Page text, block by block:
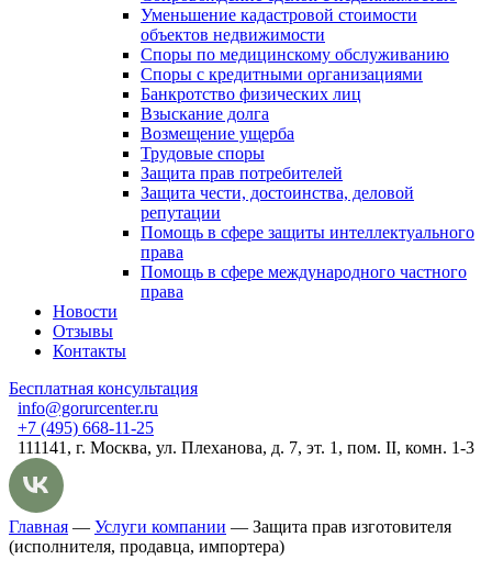
Уменьшение кадастровой стоимости
объектов недвижимости
Споры по медицинскому обслуживанию
Споры с кредитными организациями
Банкротство физических лиц
Взыскание долга
Возмещение ущерба
Трудовые споры
Защита прав потребителей
Защита чести, достоинства, деловой
репутации
Помощь в сфере защиты интеллектуального
права
Помощь в сфере международного частного
права
Новости
Отзывы
Контакты
Бесплатная консультация
info@gorurcenter.ru
+7 (495) 668-11-25
111141, г. Москва, ул. Плеханова, д. 7, эт. 1, пом. II, комн. 1-3
Главная — Услуги компании — Защита прав изготовителя
(исполнителя, продавца, импортера)